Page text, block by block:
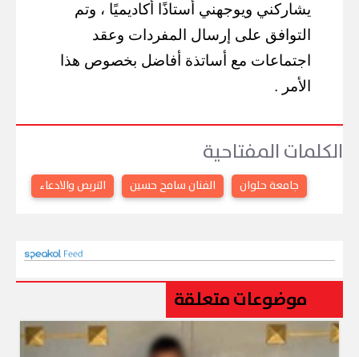
يشاركني ويوجهني أستاذًا أكاديميًا ، وتم
التوافق على إرسال المفردات وعقد
اجتماعات مع أساتذة أفاضل بخصوص هذا
الأمر .
الكلمات المفتاحية
جامعة حلوان الفنان سامح حسين التربص والادعاء
موضوعات متعلقة